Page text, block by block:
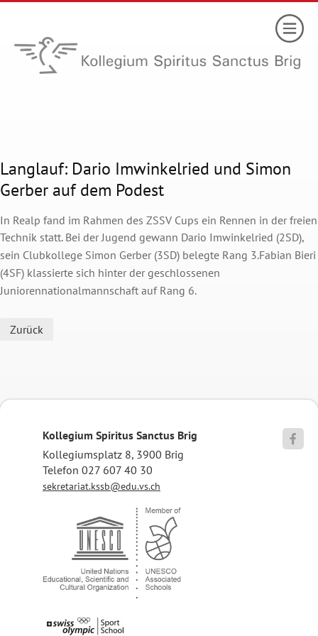
Langlauf: Dario Imwinkelried und Simon
Gerber auf dem Podest
In Realp fand im Rahmen des ZSSV Cups ein Rennen in der freien
Technik statt. Bei der Jugend gewann Dario Imwinkelried (2SD),
sein Clubkollege Simon Gerber (3SD) belegte Rang 3.Fabian Bieri
(4SF) klassierte sich hinter der geschlossenen
Juniorennationalmannschaft auf Rang 6.
Zurück
Kollegium Spiritus Sanctus Brig
Kollegiumsplatz 8, 3900 Brig
Telefon 027 607 40 30
sekretariat.kssb@edu.vs.ch
